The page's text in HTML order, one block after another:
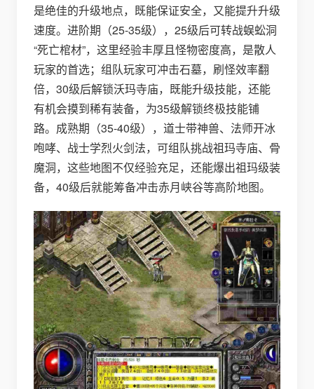
是绝佳的升级地点，既能保证安全，又能提升升级
速度。进阶期（25-35级），25级后可转战蜈蚣洞
“死亡棺材”，这里经验丰厚且怪物密度高，是散人
玩家的首选；组队玩家可冲击石墓，刷怪效率翻
倍，30级后解锁沃玛寺庙，既能升级技能，还能
有机会摸到稀有装备，为35级解锁终极技能铺
路。成熟期（35-40级），道士带神兽、法师开冰
咆哮、战士学烈火剑法，可组队挑战祖玛寺庙、骨
魔洞，这些地图不仅经验充足，还能爆出祖玛级装
备，40级后就能筹备冲击赤月峡谷等高阶地图。